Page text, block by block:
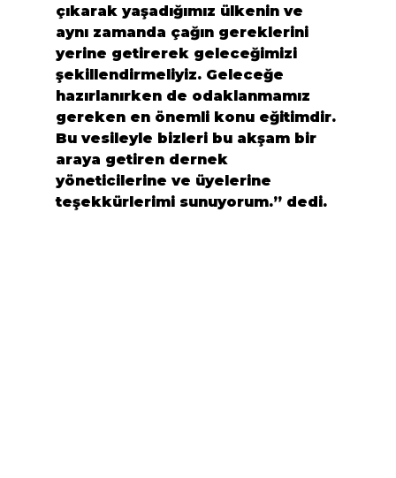
çıkarak yaşadığımız ülkenin ve
aynı zamanda çağın gereklerini
yerine getirerek geleceğimizi
şekillendirmeliyiz. Geleceğe
hazırlanırken de odaklanmamız
gereken en önemli konu eğitimdir.
Bu vesileyle bizleri bu akşam bir
araya getiren dernek
yöneticilerine ve üyelerine
teşekkürlerimi sunuyorum.” dedi.